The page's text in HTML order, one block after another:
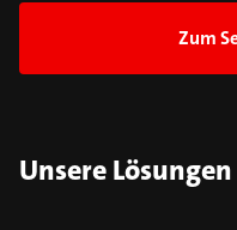
Zum
Unsere Lösungen